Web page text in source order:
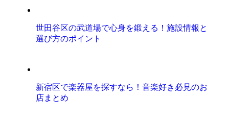
世田谷区の武道場で心身を鍛える！施設情報と
選び方のポイント
新宿区で楽器屋を探すなら！音楽好き必見のお
店まとめ